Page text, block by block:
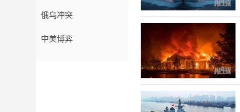
俄乌冲突
中美博弈